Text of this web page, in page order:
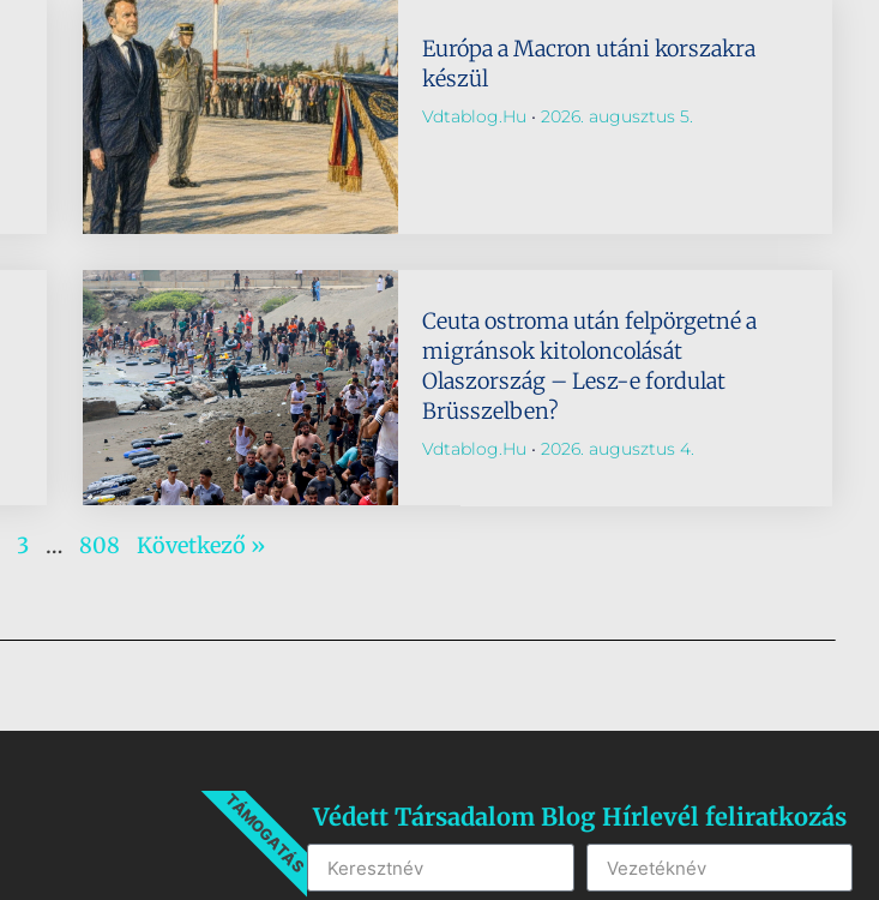
Európa a Macron utáni korszakra
készül
Vdtablog.hu 2026. augusztus 5.
Ceuta ostroma után felpörgetné a
migránsok kitoloncolását
Olaszország – Lesz-e fordulat
Brüsszelben?
Vdtablog.hu 2026. augusztus 4.
3 … 808 Következő »
TÁMOGATÁSVédett Társadalom Blog Hírlevél feliratkozás